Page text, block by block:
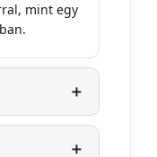
mint egy